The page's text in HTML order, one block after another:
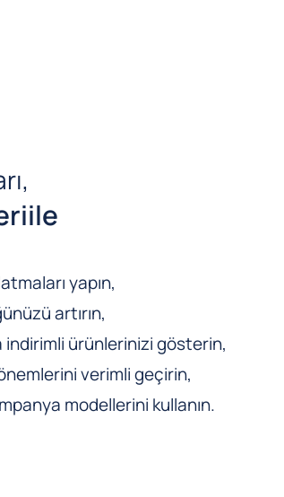
ile
yapın,
artırın,
ürünlerinizi gösterin,
verimli geçirin,
modellerini kullanın.